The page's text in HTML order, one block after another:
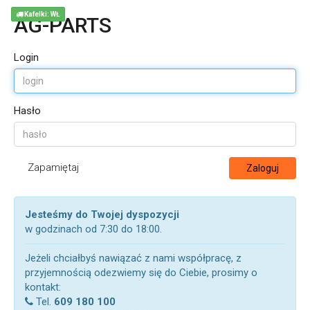
AG-PARTS
Login
Hasło
Zapamiętaj Zaloguj
Jesteśmy do Twojej dyspozycji
w godzinach od 7:30 do 18:00.
Jeżeli chciałbyś nawiązać z nami współpracę, z
przyjemnością odezwiemy się do Ciebie, prosimy o
kontakt:
Tel. 609 180 100
Kafelki: WŁ